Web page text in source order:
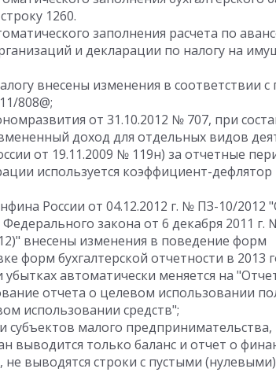
1260.
заполнения расчета по
и декларации по налогу на
внесены изменения в соответствии с
808@;
от 31.10.2012 № 707, при
доход для отдельных видов
от 19.11.2009 № 119н) за отчетные
используется коэффициент-дефлятор
России от 04.12.2012 г. № ПЗ-10/2012
Федерального закона от 6 декабря 2011
внесены изменения в поведение форм
форм бухгалтерской отчетности в 2013
автоматически меняется на
отчета о целевом использовании
использовании средств";
субъектов малого предпринимательства,
выводится только баланс и отчет о
выводятся строки с пустыми (нулевыми)